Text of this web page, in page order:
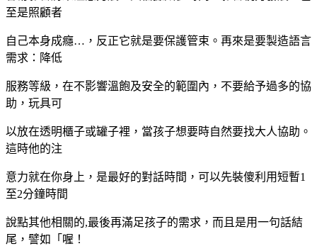
至是照顧者
自己本身成癮…，反正它就是要保護管束。再來是要製造語言
需求：降低
服務等級，在不影響溫飽及安全的範圍內，不要給予過多的協
助，玩具可
以放在透明櫃子或罐子裡，當孩子想要時自然要找大人協助。
這時他的注
意力就在你身上，是最好的對話時間，可以先裝傻利用短暫1
至2分鐘時間
說點其他相關的,最後再滿足孩子的需求，而且是用一句話結
尾，譬如「喔！